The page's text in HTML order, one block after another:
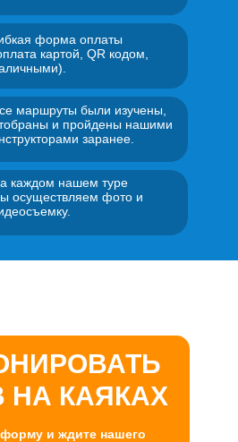
каждом нашем туре
осуществляем фото и
маршруты были изучены,
и пройдены нашими
заранее.
форма оплаты
картой, QR кодом,
НА КАЯКАХ
и ждите нашего